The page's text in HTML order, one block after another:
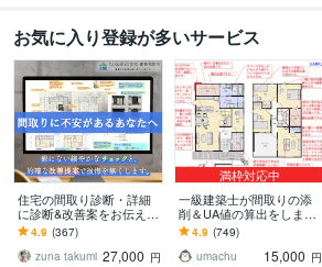
お気に入り登録が多いサービス
住宅の間取り診断・詳細
に診断&改善案をお伝えし
ます 建築士takumiの的
確・細やかな間取りのセ
カンドオピニオン
4.9 (367)
zuna takumi 27,000 円
満枠対応中
一級建築士が間取りの添
削＆UA値の算出をします
断熱性能＆耐震性能の視
点からもアドバイスしま
す
4.9 (749)
umachu
15,000 円